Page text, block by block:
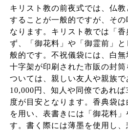
キリスト教の前夜式では、仏
することが一般的ですが、そ
なります。キリスト教では「
ず、「御花料」や「御霊前」
般的です。不祝儀袋には、白
十字架が印刷された市販の封
ついては、親しい友人や親族で
10,000円、知人や同僚であれば
度が目安となります。香典袋は
を用い、表書きには「御花料
す。書く際には薄墨を使用し、